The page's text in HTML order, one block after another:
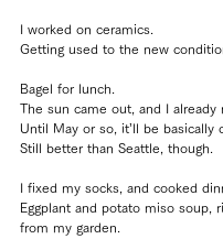
I worked on ceramics.
Getting used to the new
Bagel for lunch.
The sun came out, and I already
Until May or so, it’ll be basically
Still better than Seattle, though.
I fixed my socks, and cooked
Eggplant and potato miso soup,
from my garden.